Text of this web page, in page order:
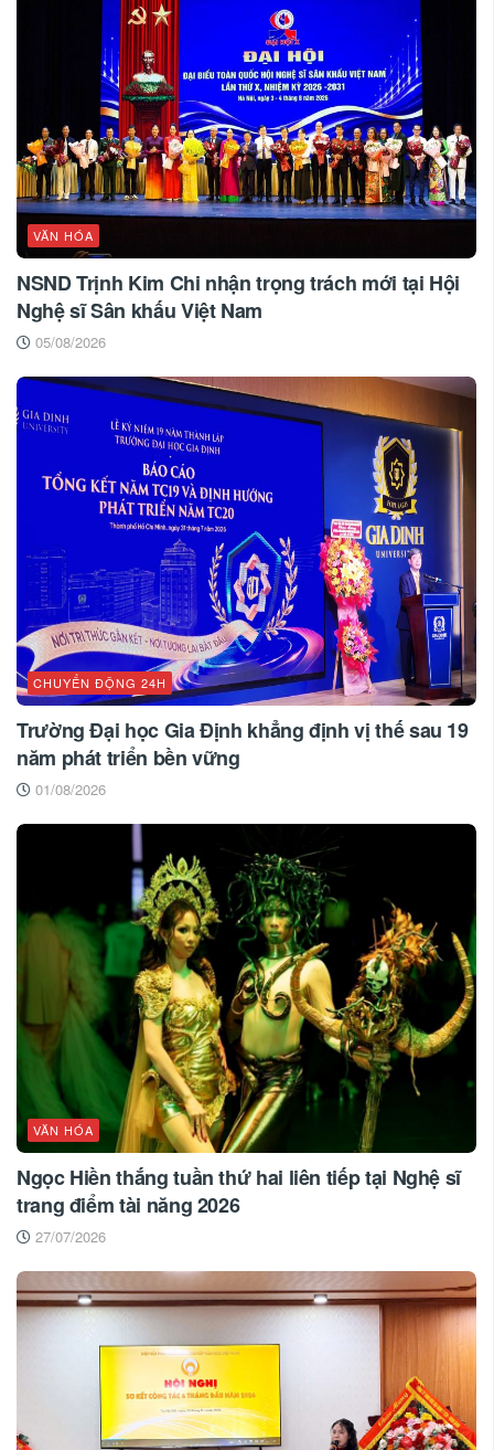
VĂN HÓA
NSND Trịnh Kim Chi nhận trọng trách mới tại Hội
Nghệ sĩ Sân khấu Việt Nam
05/08/2026
CHUYỂN ĐỘNG 24H
Trường Đại học Gia Định khẳng định vị thế sau 19
năm phát triển bền vững
01/08/2026
VĂN HÓA
Ngọc Hiền thắng tuần thứ hai liên tiếp tại Nghệ sĩ
trang điểm tài năng 2026
27/07/2026